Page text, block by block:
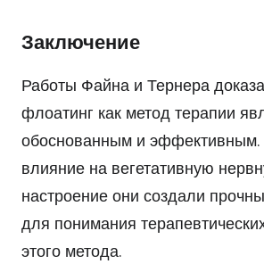
Заключение
Работы Файна и Тернера
флоатинг как метод терапии
обоснованным и эффективным.
влияние на вегетативную
настроение они создали
для понимания
этого метода.